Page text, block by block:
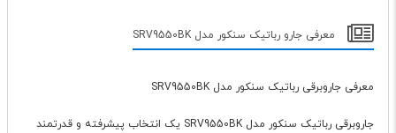
معرفی جارو رباتیک سنکور مدل SRV9550BK
معرفی جاروبرقی رباتیک سنکور مدل SRV9550BK
جاروبرقی رباتیک سنکور مدل SRV9550BK یک انتخاب پیشرفته و قدرتمند